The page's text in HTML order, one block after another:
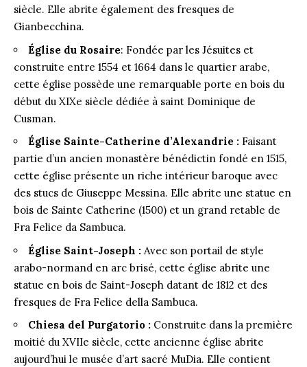
siècle. Elle abrite également des fresques de
Gianbecchina.
Église du Rosaire: Fondée par les Jésuites et
construite entre 1554 et 1664 dans le quartier arabe,
cette église possède une remarquable porte en bois du
début du XIXe siècle dédiée à saint Dominique de
Cusman.
Église Sainte-Catherine d’Alexandrie : Faisant
partie d’un ancien monastère bénédictin fondé en 1515,
cette église présente un riche intérieur baroque avec
des stucs de Giuseppe Messina. Elle abrite une statue en
bois de Sainte Catherine (1500) et un grand retable de
Fra Felice da Sambuca.
Église Saint-Joseph : Avec son portail de style
arabo-normand en arc brisé, cette église abrite une
statue en bois de Saint-Joseph datant de 1812 et des
fresques de Fra Felice della Sambuca.
Chiesa del Purgatorio : Construite dans la première
moitié du XVIIe siècle, cette ancienne église abrite
aujourd’hui le musée d’art sacré MuDia. Elle contient